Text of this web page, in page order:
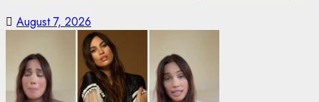
August 7, 2026